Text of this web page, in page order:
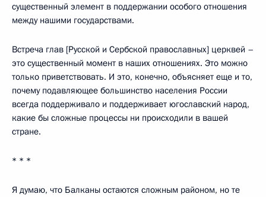
существенный элемент в поддержании особого отношения
между нашими государствами.
Встреча глав [Русской и Сербской православных] церквей –
это существенный момент в наших отношениях. Это можно
только приветствовать. И это, конечно, объясняет еще и то,
почему подавляющее большинство населения России
всегда поддерживало и поддерживает югославский народ,
какие бы сложные процессы ни происходили в вашей
стране.
* * *
Я думаю, что Балканы остаются сложным районом, но те